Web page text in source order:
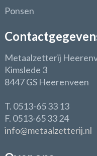
Ponsen
Metaalzetterij
Kimslede 3
8447 GS Heerenveen
T. 0513-65 33 13
F. 0513-65 33 24
info@metaalzetterij.nl